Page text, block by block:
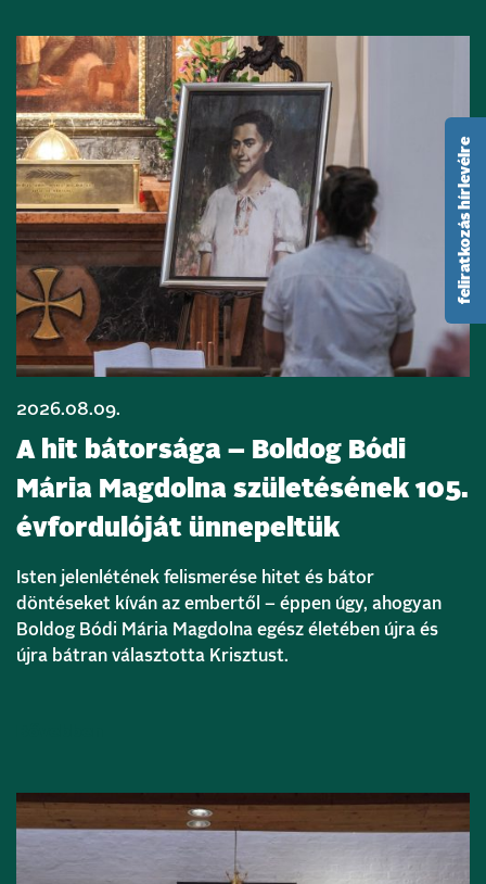
2026.08.09.
A hit bátorsága – Boldog Bódi
Mária Magdolna születésének 105.
évfordulóját ünnepeltük
Isten jelenlétének felismerése hitet és bátor
döntéseket kíván az embertől – éppen úgy, ahogyan
Boldog Bódi Mária Magdolna egész életében újra és
újra bátran választotta Krisztust.
feliratkozás hírlevélre